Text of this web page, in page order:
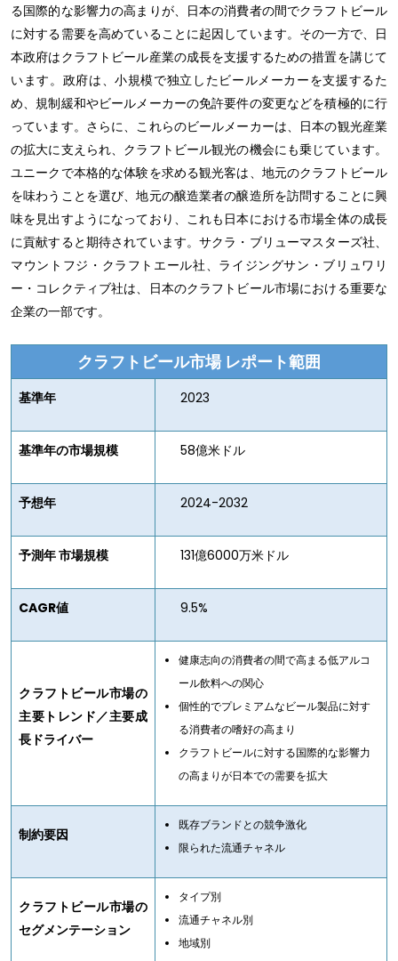
る国際的な影響力の高まりが、日本の消費者の間でクラフトビール
に対する需要を高めていることに起因しています。その一方で、日
本政府はクラフトビール産業の成長を支援するための措置を講じて
います。政府は、小規模で独立したビールメーカーを支援するた
め、規制緩和やビールメーカーの免許要件の変更などを積極的に行
っています。さらに、これらのビールメーカーは、日本の観光産業
の拡大に支えられ、クラフトビール観光の機会にも乗じています。
ユニークで本格的な体験を求める観光客は、地元のクラフトビール
を味わうことを選び、地元の醸造業者の醸造所を訪問することに興
味を見出すようになっており、これも日本における市場全体の成長
に貢献すると期待されています。サクラ・ブリューマスターズ社、
マウントフジ・クラフトエール社、ライジングサン・ブリュワリ
ー・コレクティブ社は、日本のクラフトビール市場における重要な
企業の一部です。
クラフトビール市場 レポート範囲
基準年 2023
基準年の市場規模 58億米ドル
予想年 2024-2032
予測年 市場規模 131億6000万米ドル
CAGR値 9.5%
クラフトビール市場の
主要トレンド／主要成
長ドライバー
健康志向の消費者の間で高まる低アルコ
ール飲料への関心
個性的でプレミアムなビール製品に対す
る消費者の嗜好の高まり
クラフトビールに対する国際的な影響力
の高まりが日本での需要を拡大
制約要因
既存ブランドとの競争激化
限られた流通チャネル
クラフトビール市場の
セグメンテーション
タイプ別
流通チャネル別
地域別